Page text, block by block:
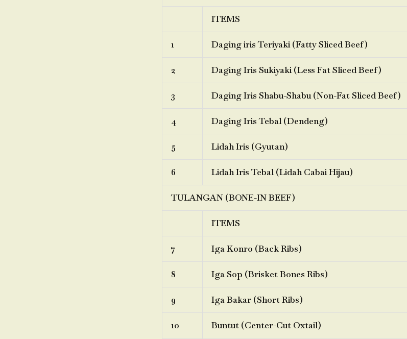
ITEMS
1 Daging iris Teriyaki (Fatty Sliced Beef)
2 Daging Iris Sukiyaki (Less Fat Sliced Beef)
3 Daging Iris Shabu-Shabu (Non-Fat Sliced Beef)
4 Daging Iris Tebal (Dendeng)
5 Lidah Iris (Gyutan)
6 Lidah Iris Tebal (Lidah Cabai Hijau)
TULANGAN (BONE-IN BEEF)
ITEMS
7 Iga Konro (Back Ribs)
8 Iga Sop (Brisket Bones Ribs)
9 Iga Bakar (Short Ribs)
10 Buntut (Center-Cut Oxtail)